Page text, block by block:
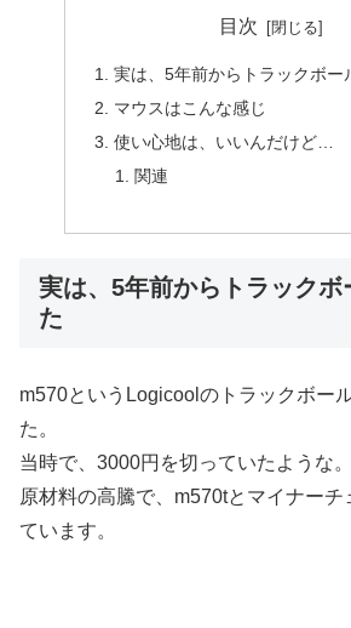
目次
実は、5年前からトラックボー
マウスはこんな感じ
使い心地は、いいんだけど…
関連
実は、5年前からトラックボ
た
m570というLogicoolのトラックボー
た。
当時で、3000円を切っていたような。
原材料の高騰で、m570tとマイナーチ
ています。